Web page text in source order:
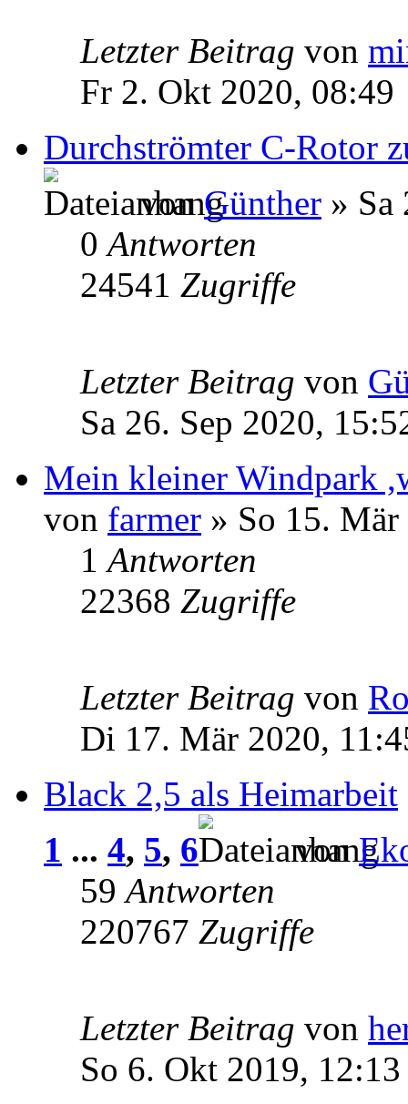
Letzter Beitrag von
Fr 2. Okt 2020, 08:49
Durchströmter C-Rotor
vonGünther » Sa
0Antworten
24541 Zugriffe
Letzter Beitrag von
Sa 26. Sep 2020,
Mein kleiner Windpark
von farmer » So 15.
1Antworten
22368 Zugriffe
Letzter Beitrag von
Di 17. Mär 2020,
Black 2,5 als Heimarbeit
1 ... 4, 5, 6 von
59Antworten
220767 Zugriffe
Letzter Beitrag von
So 6. Okt 2019, 12:13